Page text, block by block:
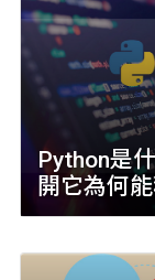
Python是
開它為何